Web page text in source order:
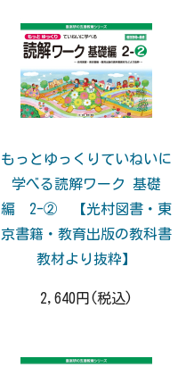
もっとゆっくりていねいに
学べる読解ワーク 基礎
編 2-② 【光村図書・東
京書籍・教育出版の教科書
教材より抜粋】
2,640円(税込)